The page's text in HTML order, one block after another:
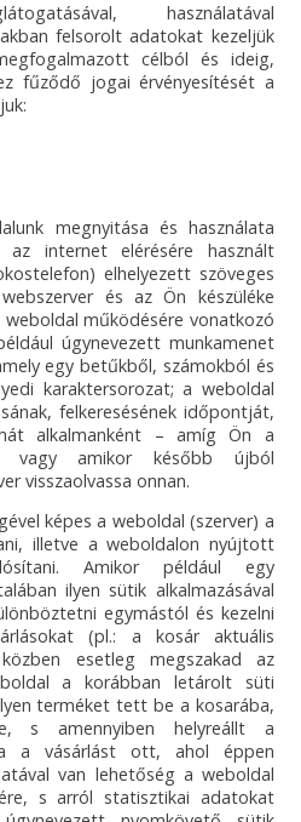
használatával
felsorolt adatokat kezeljük
célból és ideig,
fűződő jogai érvényesítését a
megnyitása és használata
internet elérésére használt
elhelyezett szöveges
és az Ön készüléke
működésére vonatkozó
úgynevezett munkamenet
egy betűkből, számokból és
karaktersorozat; a weboldal
felkeresésének időpontját,
alkalmanként – amíg Ön a
vagy amikor később újból
visszaolvassa onnan.
képes a weboldal (szerver) a
illetve a weboldalon nyújtott
Amikor például egy
ilyen sütik alkalmazásával
egymástól és kezelni
(pl.: a kosár aktuális
esetleg megszakad az
a korábban letárolt süti
terméket tett be a kosarába,
s amennyiben helyreállt a
a vásárlást ott, ahol éppen
van lehetőség a weboldal
s arról statisztikai adatokat